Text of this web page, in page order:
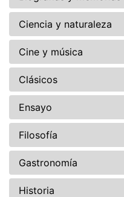
Ciencia y naturaleza
Cine y música
Clásicos
Ensayo
Filosofía
Gastronomía
Historia